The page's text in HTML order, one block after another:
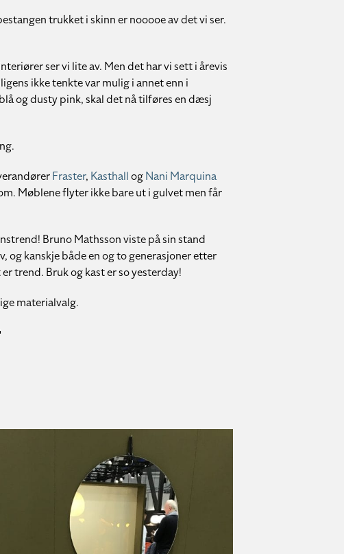
trukket i skinn er nooooe av det vi ser.
ser vi lite av. Men det har vi sett i årevis
ikke tenkte var mulig i annet enn i
og dusty pink, skal det nå tilføres en dæsj
Fraster, KasthallogNani Marquina
Møblene flyter ikke bare ut i gulvet men får
Bruno Mathsson viste på sin stand
og kanskje både en og to generasjoner etter
trend. Bruk og kast er so yesterday!
materialvalg.